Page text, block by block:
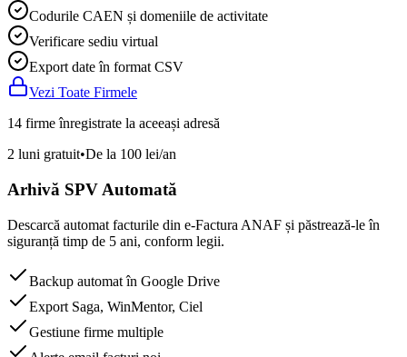
Codurile CAEN și domeniile de activitate
Verificare sediu virtual
Export date în format CSV
Vezi Toate Firmele
14 firme înregistrate la aceeași adresă
2 luni gratuit•De la 100 lei/an
Arhivă SPV Automată
Descarcă automat facturile din e-Factura ANAF și păstrează-le în
siguranță timp de 5 ani, conform legii.
Backup automat în Google Drive
Export Saga, WinMentor, Ciel
Gestiune firme multiple